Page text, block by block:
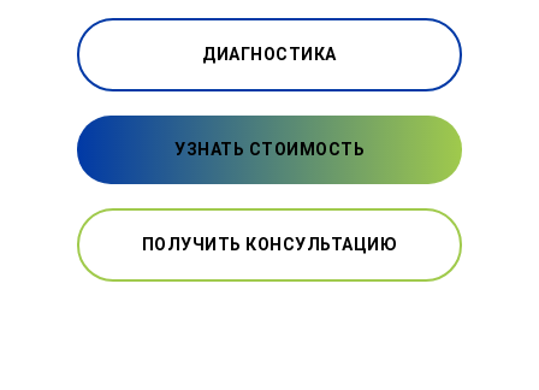
ДИАГНОСТИКА
УЗНАТЬ СТОИМОСТЬ
ПОЛУЧИТЬ КОНСУЛЬТАЦИЮ